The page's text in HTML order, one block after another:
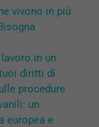
vivono in più
in un
diritti di
procedure
un
europea e